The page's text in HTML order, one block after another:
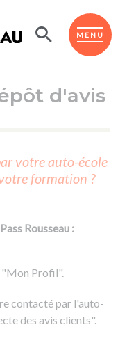
MENU
d'avis
votre auto-école
formation ?
Rousseau :
"Mon Profil".
contacté par l'auto-
des avis clients".